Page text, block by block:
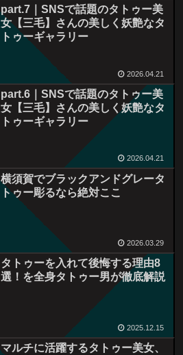
part.7｜SNSで話題のタトゥー美
女【三毛】さんの美しく妖艶なタ
トゥーギャラリー
2026.04.21
part.6｜SNSで話題のタトゥー美
女【三毛】さんの美しく妖艶なタ
トゥーギャラリー
2026.04.21
横須賀でブラックアンドグレータ
トゥー彫るなら絶対ここ
2026.03.29
タトゥーを入れて後悔する理由8
選！を全身タトゥー男が徹底解説
2025.12.15
マルチに活躍するタトゥー美女、